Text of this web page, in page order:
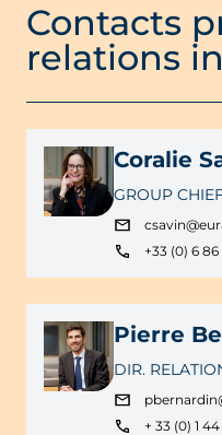
Contacts
relations
Coralie
GROUP
OFFICER
+33 (0) 6
Pierre
DIR.
+ 33 (0) 1 44